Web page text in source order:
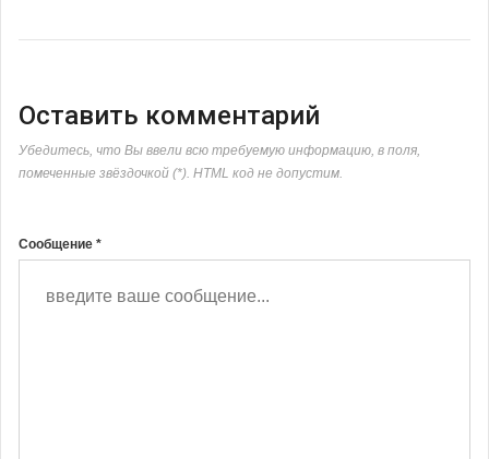
Оставить комментарий
Убедитесь, что Вы ввели всю требуемую информацию, в поля,
помеченные звёздочкой (*). HTML код не допустим.
Сообщение *